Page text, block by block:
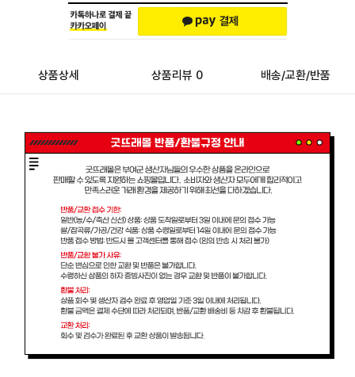
상품상세 상품리뷰 0 배송/교환/반품